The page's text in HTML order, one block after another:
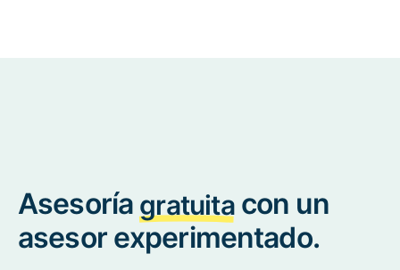
Asesoría gratuitacon un
asesor experimentado.